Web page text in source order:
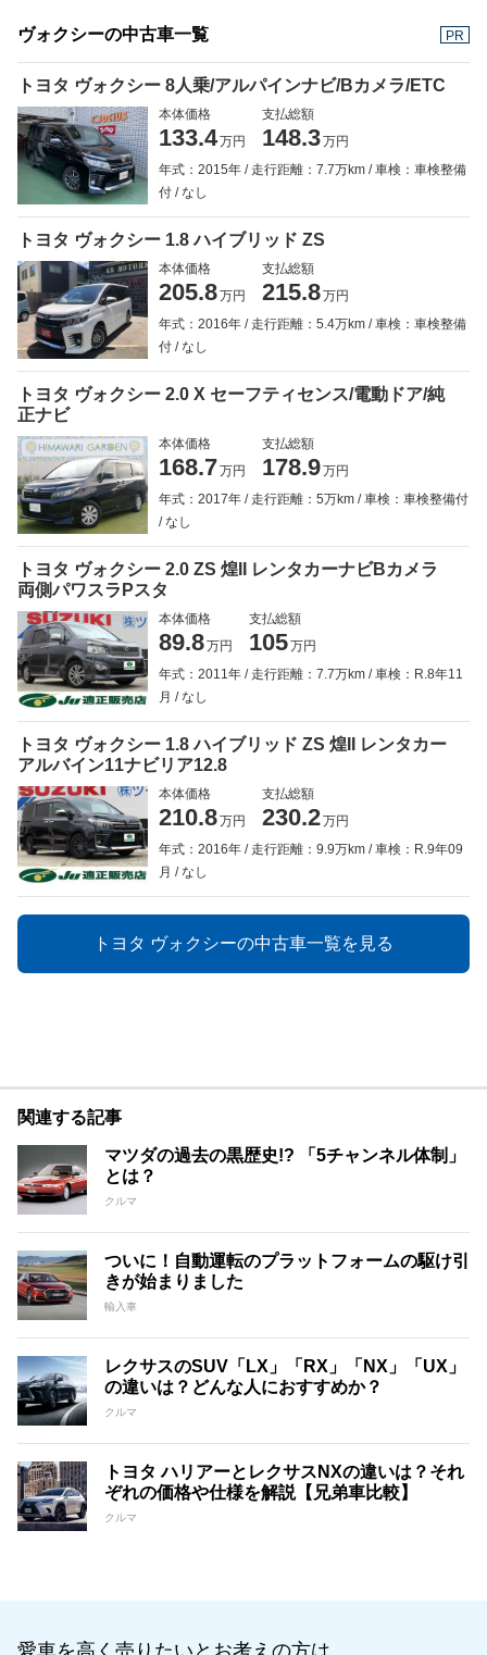
ヴォクシーの中古車一覧 PR
トヨタ ヴォクシー 8人乗/アルパインナビ/Bカメラ/ETC
本体価格
133.4万円
支払総額
148.3万円
年式：2015年
走行距離：7.7万km
車検：車検整備
付
なし
トヨタ ヴォクシー 1.8 ハイブリッド ZS
本体価格
205.8万円
支払総額
215.8万円
年式：2016年
走行距離：5.4万km
車検：車検整備
付
なし
トヨタ ヴォクシー 2.0 X セーフティセンス/電動ドア/純
正ナビ
本体価格
168.7万円
支払総額
178.9万円
年式：2017年
走行距離：5万km
車検：車検整備付
なし
トヨタ ヴォクシー 2.0 ZS 煌II レンタカーナビBカメラ
両側パワスラPスタ
本体価格
89.8万円
支払総額
105万円
年式：2011年
走行距離：7.7万km
車検：R.8年11
月
なし
トヨタ ヴォクシー 1.8 ハイブリッド ZS 煌II レンタカー
アルバイン11ナビリア12.8
本体価格
210.8万円
支払総額
230.2万円
年式：2016年
走行距離：9.9万km
車検：R.9年09
月
なし
トヨタ ヴォクシーの中古車一覧を見る
関連する記事
マツダの過去の黒歴史!? 「5チャンネル体制」
とは？
クルマ
ついに！自動運転のプラットフォームの駆け引
きが始まりました
輸入車
レクサスのSUV「LX」「RX」「NX」「UX」
の違いは？どんな人におすすめか？
クルマ
トヨタ ハリアーとレクサスNXの違いは？それ
ぞれの価格や仕様を解説【兄弟車比較】
クルマ